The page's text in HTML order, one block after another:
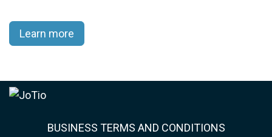
Learn more
BUSINESS TERMS AND CONDITIONS